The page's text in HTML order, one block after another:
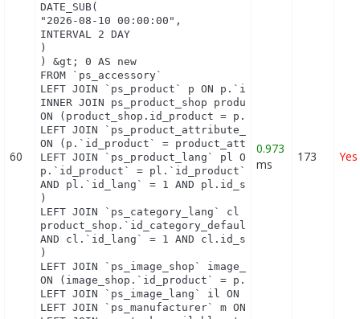
60
DATE_SUB(
"2026-08-10 00:00:00",
INTERVAL 2 DAY
)
) &gt; 0 AS new
FROM `ps_accessory`
LEFT JOIN `ps_product` p ON p.`id_product` =
INNER JOIN ps_product_shop product_shop
ON (product_shop.id_product = p.id_product AND
LEFT JOIN `ps_product_attribute_shop`
ON (p.`id_product` =
LEFT JOIN `ps_product_lang` pl ON (
p.`id_product` = pl.`id_product`
AND pl.`id_lang` = 1 AND pl.id_shop = 1
)
LEFT JOIN `ps_category_lang` cl ON (
product_shop.`id_category_default` =
AND cl.`id_lang` = 1 AND cl.id_shop = 1
)
LEFT JOIN `ps_image_shop` image_shop
ON (image_shop.`id_product` = p.`id_product` AND
LEFT JOIN `ps_image_lang` il ON
LEFT JOIN `ps_manufacturer` m ON
0.973
ms
173 Yes